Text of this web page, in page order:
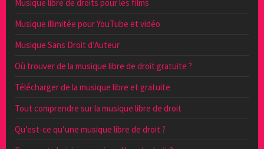
Musique libre de droits pour les films
Musique illimitée pour YouTube et vidéo
Musique Sans Droit d’Auteur
Où trouver de la musique libre de droit gratuite ?
Télécharger de la musique libre et gratuite
Tout comprendre sur la musique libre de droit
Qu’est-ce qu’une musique libre de droit ?